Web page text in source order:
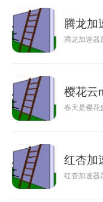
腾龙加
腾龙加速
樱花云
春天是樱花
红杏加
红杏加速器